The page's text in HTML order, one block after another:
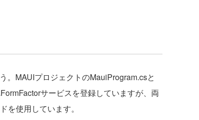
MAUIプロジェクトのMauiProgram.csと
サービスを登録していますが、両
を使用しています。